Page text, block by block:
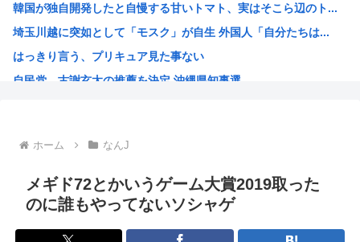
「小泉やめろ」核巡る防衛相発言を批判、横浜駅西口で市民ら...
40代の独身って休日はなにしてるの？
【画像】グラドルさんの『胸』、丸見えになってしまうwww
韓国が独自開発したと自慢する甘いトマト、実はそこら辺のト...
埼玉川越に突如として「モスク」が自生 外国人「自分たちは...
はっきり言う、プリキュア見た事ない
自民党、古謝玄太の推薦を決定 沖縄県知事選
超かぐや姫！スピンオフ漫画、「超かぐやメシ」連載決定ww...
韓国人「大韓航空の熊本地震飲料水支援に対する日本人の反応...
【衝撃】 韓国人「170cmの日本人、40cmデカい相手...
ホーム なんJ
メギド72とかいうゲーム大賞2019取った
のに誰もやってないソシャゲ